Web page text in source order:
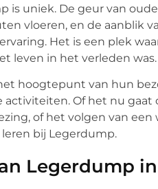
is uniek. De geur van
vloeren, en de aanblik
Het is een plek
leven in het verleden was.
hoogtepunt van hun
activiteiten. Of het nu
of het volgen van
bij Legerdump.
Legerdump